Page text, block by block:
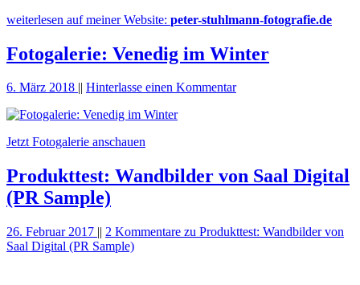
weiterlesen auf meiner Website: peter-stuhlmann-fotografie.de
Fotogalerie: Venedig im Winter
6. März 2018 Hinterlasse einen Kommentar
Jetzt Fotogalerie anschauen
Produkttest: Wandbilder von Saal Digital
(PR Sample)
26. Februar 2017 || 2 Kommentare zu Produkttest: Wandbilder von
Saal Digital (PR Sample)